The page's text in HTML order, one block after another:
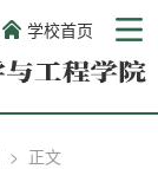
学校首页
> 正文